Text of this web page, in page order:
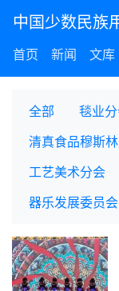
中国少数民族
首页
新闻 文库
全部 毯业
清真食品穆斯
工艺美术分会
器乐发展委员会